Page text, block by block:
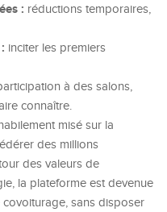
: réductions temporaires,
inciter les premiers
à des salons,
connaître.
misé sur la
des millions
des valeurs de
la plateforme est devenue
sans disposer